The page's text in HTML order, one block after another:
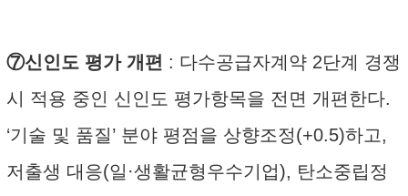
⑦신인도 평가 개편 : 다수공급자계약 2단계 경쟁
시 적용 중인 신인도 평가항목을 전면 개편한다.
‘기술 및 품질’ 분야 평점을 상향조정(+0.5)하고,
저출생 대응(일·생활균형우수기업), 탄소중립정